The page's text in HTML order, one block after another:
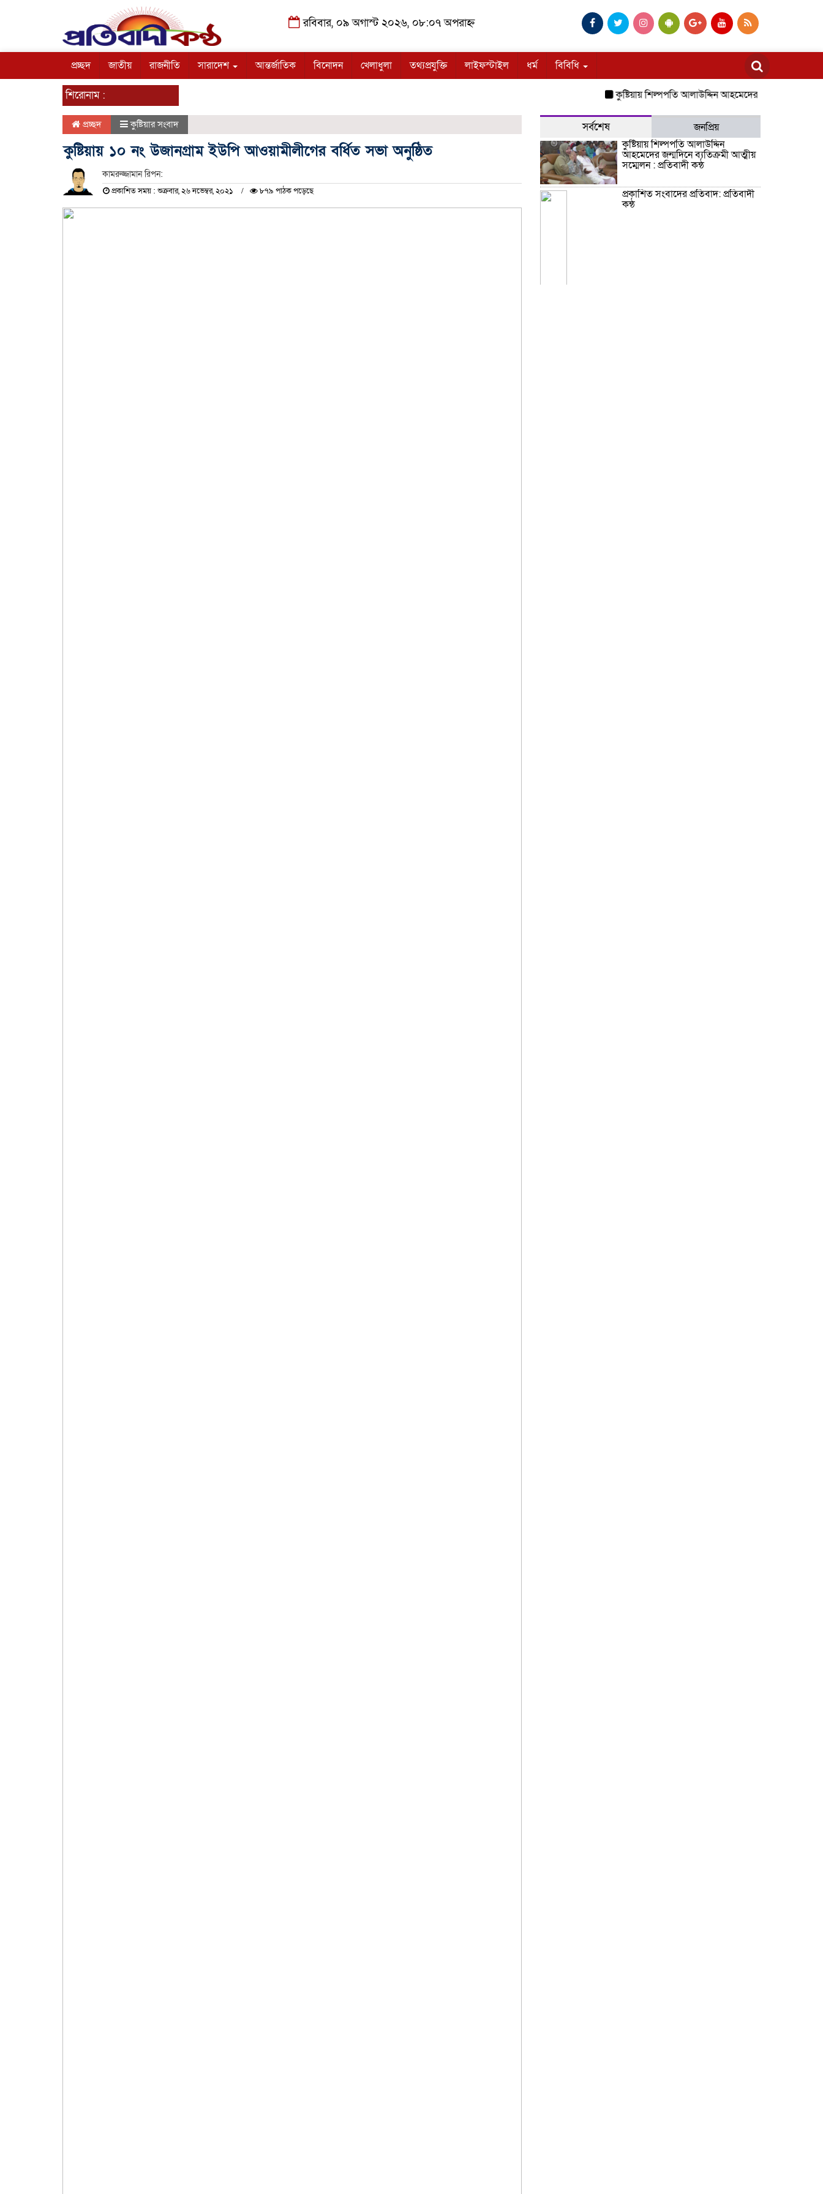
রবিবার, ০৯ অগাস্ট ২০২৬, ০৮:০৭ অপরাহ্ন
প্রচ্ছদ জাতীয় রাজনীতি সারাদেশ আন্তর্জাতিক বিনোদন খেলাধুলা তথ্যপ্রযুক্তি লাইফস্টাইল ধর্ম বিবিধি
শিরোনাম : কুষ্টিয়ায় শিল্পপতি আলাউদ্দিন আহমেদের জন্মদিনে ব্যতিক্রমী
প্রচ্ছদ কুষ্টিয়ার সংবাদ
কুষ্টিয়ায় ১০ নং উজানগ্রাম ইউপি আওয়ামীলীগের বর্ধিত সভা অনুষ্ঠিত
কামরুজ্জামান রিপন:
প্রকাশিত সময় : শুক্রবার, ২৬ নভেম্বর, ২০২১ ৮৭৯ পাঠক পড়েছে
সর্বশেষ
জনপ্রিয়
কুষ্টিয়ায় শিল্পপতি আলাউদ্দিন
আহমেদের জন্মদিনে ব্যতিক্রমী আত্মীয়
সম্মেলন : প্রতিবাদী কন্ঠ
প্রকাশিত সংবাদের প্রতিবাদ: প্রতিবাদী
কন্ঠ